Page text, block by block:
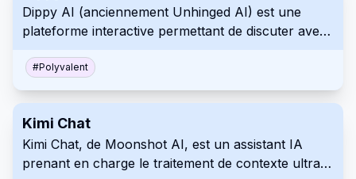
Dippy AI (anciennement Unhinged AI) est une
plateforme interactive permettant de discuter avec
intrigues, sans filtre de contenu.
#Polyvalent
Kimi Chat
Kimi Chat, de Moonshot AI, est un assistant IA
prenant en charge le traitement de contexte ultra-